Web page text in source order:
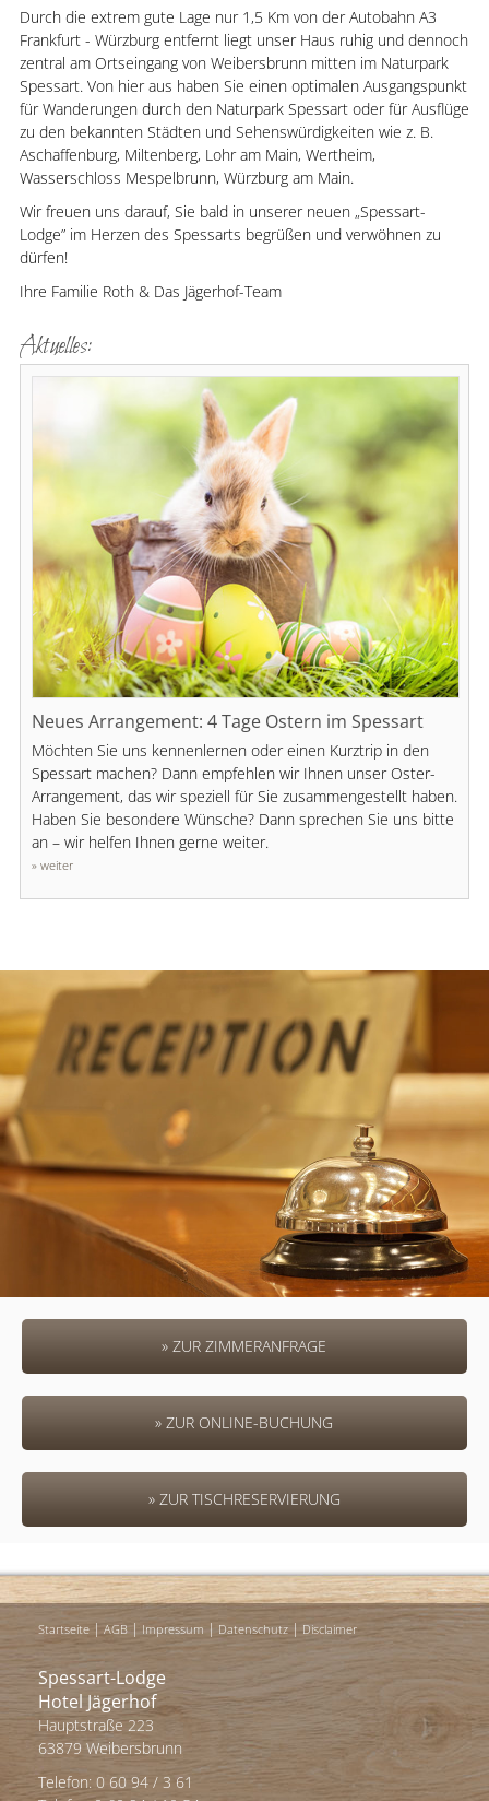
Durch die extrem gute Lage nur 1,5 Km von der Autobahn A3
Frankfurt - Würzburg entfernt liegt unser Haus ruhig und dennoch
zentral am Ortseingang von Weibersbrunn mitten im Naturpark
Spessart. Von hier aus haben Sie einen optimalen Ausgangspunkt
für Wanderungen durch den Naturpark Spessart oder für Ausflüge
zu den bekannten Städten und Sehenswürdigkeiten wie z. B.
Aschaffenburg, Miltenberg, Lohr am Main, Wertheim,
Wasserschloss Mespelbrunn, Würzburg am Main.
Wir freuen uns darauf, Sie bald in unserer neuen „Spessart-
Lodge” im Herzen des Spessarts begrüßen und verwöhnen zu
dürfen!
Ihre Familie Roth & Das Jägerhof-Team
Aktuelles:
Neues Arrangement: 4 Tage Ostern im Spessart
Möchten Sie uns kennenlernen oder einen Kurztrip in den
Spessart machen? Dann empfehlen wir Ihnen unser Oster-
Arrangement, das wir speziell für Sie zusammengestellt haben.
Haben Sie besondere Wünsche? Dann sprechen Sie uns bitte
an – wir helfen Ihnen gerne weiter.
» weiter
» ZUR ZIMMERANFRAGE
» ZUR ONLINE-BUCHUNG
» ZUR TISCHRESERVIERUNG
Startseite | AGB| Impressum | Datenschutz| Disclaimer
Spessart-Lodge
Hotel Jägerhof
Hauptstraße 223
63879 Weibersbrunn
Telefon: 0 60 94 / 3 61